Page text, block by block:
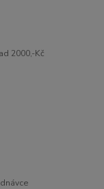
2000,-Kč